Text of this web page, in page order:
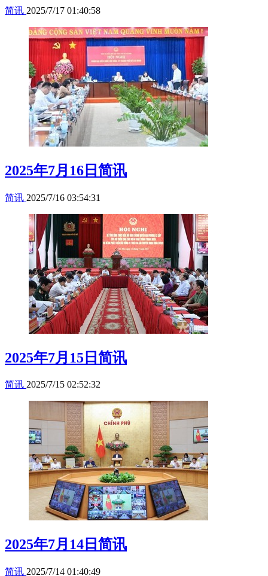
简讯 2025/7/17 01:40:58
2025年7月16日简讯
简讯 2025/7/16 03:54:31
2025年7月15日简讯
简讯 2025/7/15 02:52:32
2025年7月14日简讯
简讯 2025/7/14 01:40:49